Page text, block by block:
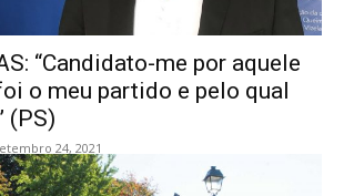
“Candidato-me por aquele
o meu partido e pelo qual
(PS)
24, 2021